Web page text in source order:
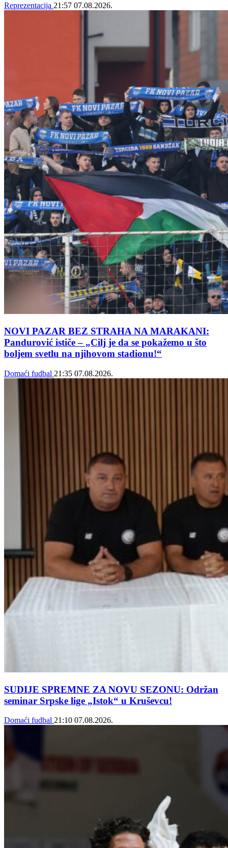
Reprezentacija 21:57 07.08.2026.
NOVI PAZAR BEZ STRAHA NA MARAKANI:
Pandurović ističe – „Cilj je da se pokažemo u što
boljem svetlu na njihovom stadionu!“
Domaći fudbal 21:35 07.08.2026.
SUDIJE SPREMNE ZA NOVU SEZONU: Održan
seminar Srpske lige „Istok“ u Kruševcu!
Domaći fudbal 21:10 07.08.2026.